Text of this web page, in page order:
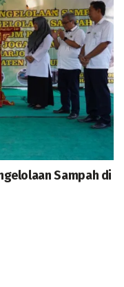
Sampah di